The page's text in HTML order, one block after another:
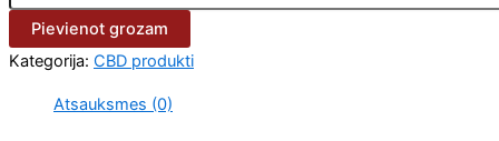
Pievienot grozam
Kategorija: CBD produkti
Atsauksmes (0)